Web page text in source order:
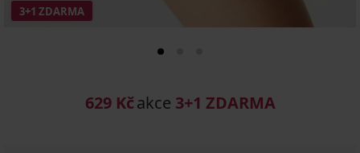
3+1 ZDARMA
629 Kčakce 3+1 ZDARMA